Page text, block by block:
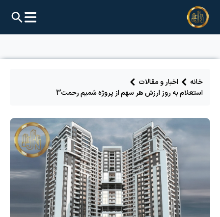
خانه
اخبار و مقالات
استعلام به روز ارزش هر سهم از پروژه شمیم رحمت3